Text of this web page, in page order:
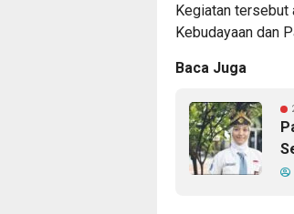
Kegiatan tersebut
Kebudayaan dan
Baca Juga